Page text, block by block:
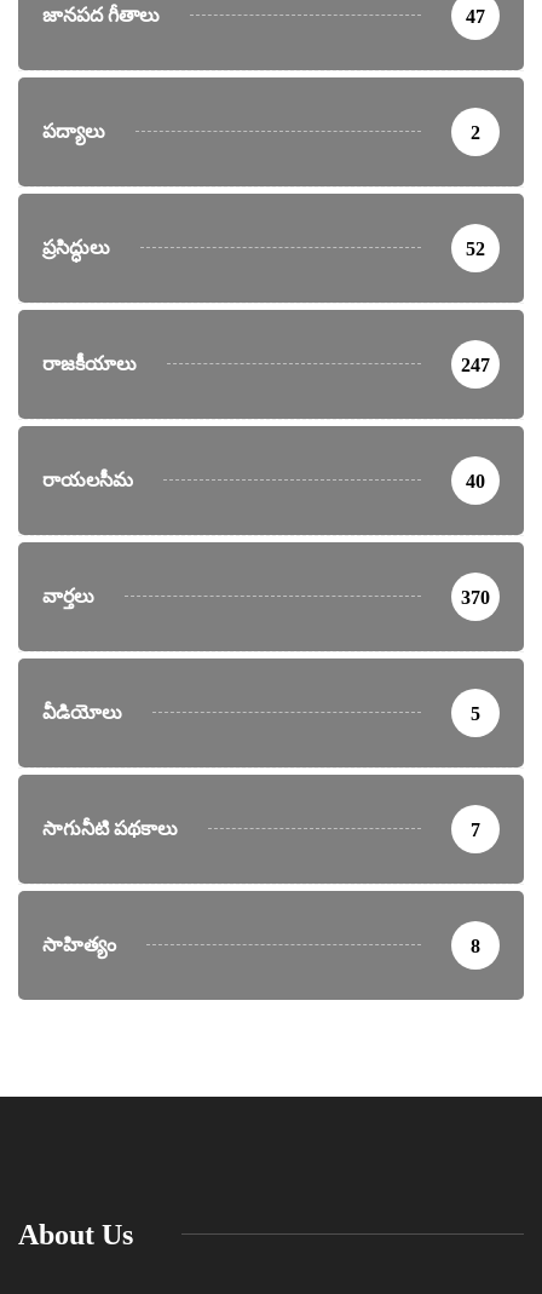
జానపద గీతాలు 47
పద్యాలు 2
ప్రసిద్ధులు 52
రాజకీయాలు 247
రాయలసీమ 40
వార్తలు 370
వీడియోలు 5
సాగునీటి పథకాలు 7
సాహిత్యం 8
About Us